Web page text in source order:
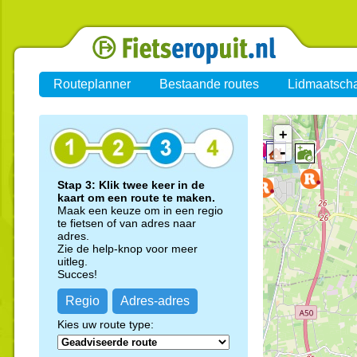
Routeplanner Bestaande routes
Stap 3: Klik twee keer in de
kaart om een route te maken.
Maak een keuze om in een regio
te fietsen of van adres naar
adres.
Zie de help-knop voor meer
uitleg.
Succes!
Regio Adres-adres
Kies uw route type:
+
-